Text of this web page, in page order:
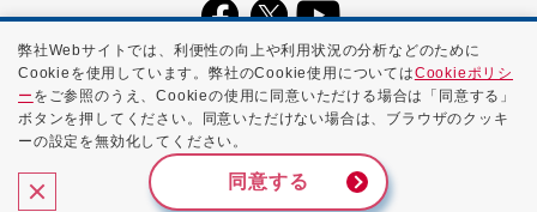
本ホームページに記載する会社名、商品名、ブランド名などは、各社の
商号、登録商標、または商標です。
Copyright ©2026 NTTPC Communications, Inc. All Rights
弊社Webサイトでは、利便性の向上や利用状況の分析などのために
Cookieを使用しています。弊社のCookie使用についてはCookieポリシ
ー をご参照のうえ、Cookieの使用に同意いただける場合は「同意する」
ボタンを押してください。同意いただけない場合は、ブラウザのクッキ
ーの設定を無効化してください。
同意する